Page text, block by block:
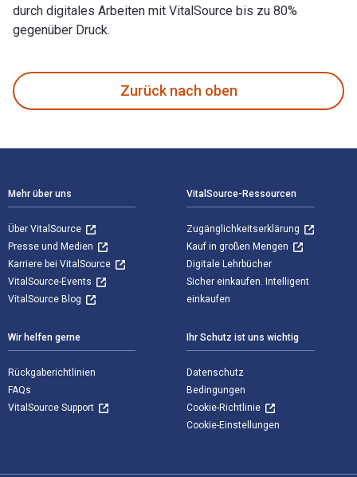
durch digitales Arbeiten mit VitalSource bis zu 80%
gegenüber Druck.
Zurück nach oben
Mehr über uns
Über VitalSource
Presse und Medien
Karriere bei VitalSource
VitalSource-Events
VitalSource Blog
VitalSource-Ressourcen
Zugänglichkeitserklärung
Kauf in großen Mengen
Digitale Lehrbücher
Sicher einkaufen. Intelligent
einkaufen
Wir helfen gerne
Rückgaberichtlinien
FAQs
VitalSource Support
Ihr Schutz ist uns wichtig
Datenschutz
Bedingungen
Cookie-Richtlinie
Cookie-Einstellungen